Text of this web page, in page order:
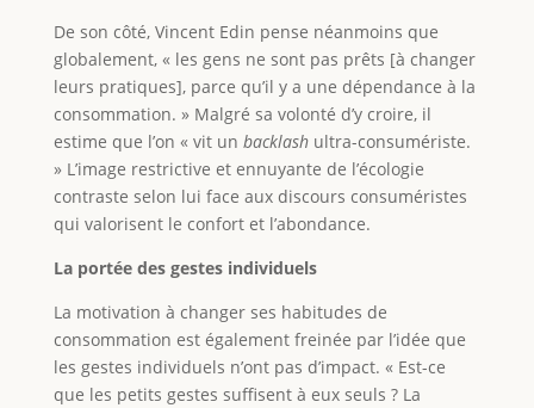
De son côté, Vincent Edin pense néanmoins que
globalement, « les gens ne sont pas prêts [à changer
leurs pratiques], parce qu’il y a une dépendance à la
consommation. » Malgré sa volonté d’y croire, il
estime que l’on « vit un backlashultra-consumériste.
» L’image restrictive et ennuyante de l’écologie
contraste selon lui face aux discours consuméristes
qui valorisent le confort et l’abondance.
La portée des gestes individuels
La motivation à changer ses habitudes de
consommation est également freinée par l’idée que
les gestes individuels n’ont pas d’impact. « Est-ce
que les petits gestes suffisent à eux seuls ? La